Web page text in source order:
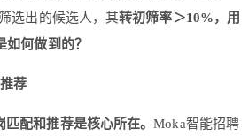
选出的候选人，其转初筛率＞10%，用
何做到的？
荐
匹配和推荐是核心所在。Moka智能招聘